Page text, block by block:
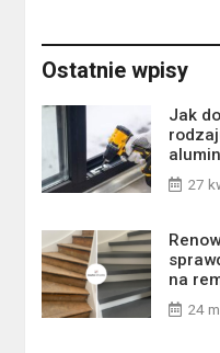
Ostatnie wpisy
Jak
27
na
24